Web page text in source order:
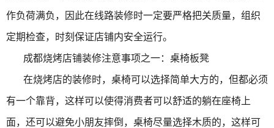
作负荷满负，因此在线路装修时一定要严格把关质量，组织
定期检查，时刻保证店铺内安全运行。
成都烧烤店铺装修注意事项之一：桌椅板凳
在烧烤店的装修时，桌椅可以选择简单大方的，但都必须
有一个靠背，这样可以使得消费者可以舒适的躺在座椅上
面，还可以避免小朋友摔倒，桌椅尽量选择木质的，这样可